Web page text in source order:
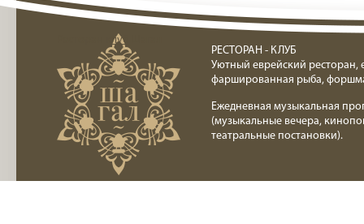
Ресторан клуб Шагал
РЕСТОРАН - КЛУБ
Уютный еврейский ресторан,
фаршированная рыба,
Ежедневная музыкальная
(музыкальные вечера,
театральные постановки).